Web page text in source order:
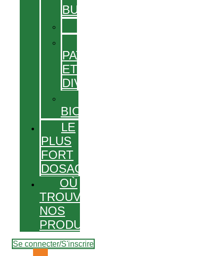
BUVABLES
PATCHS
ET
DIVERS
BIO
LE
PLUS
FORT
DOSAGE
OÙ
TROUVER
NOS
PRODUITS
Se connecter/S'inscrire